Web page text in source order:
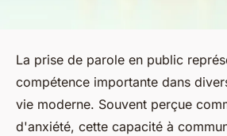
La prise de parole en public
compétence importante dans
vie moderne. Souvent perçue
d'anxiété, cette capacité à